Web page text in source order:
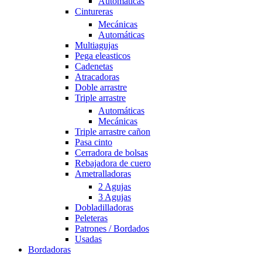
Cintureras
Mecánicas
Automáticas
Multiagujas
Pega eleasticos
Cadenetas
Atracadoras
Doble arrastre
Triple arrastre
Automáticas
Mecánicas
Triple arrastre cañon
Pasa cinto
Cerradora de bolsas
Rebajadora de cuero
Ametralladoras
2 Agujas
3 Agujas
Dobladilladoras
Peleteras
Patrones / Bordados
Usadas
Bordadoras